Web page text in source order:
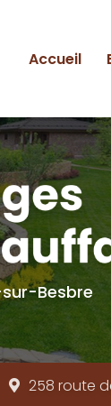
Accueil
Besbre
258 route